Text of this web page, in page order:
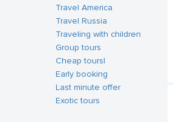
Travel America
Travel Russia
Traveling with children
Group tours
Cheap toursl
Early booking
Last minute offer
Exotic tours